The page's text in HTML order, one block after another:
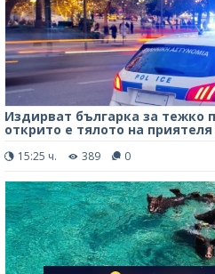
Издирват българка за тежко
открито е тялото на
15:25 ч. 389 0